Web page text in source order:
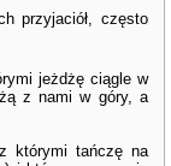
przyjaciół, często
jeżdżę ciągle w
z nami w góry, a
którymi tańczę na